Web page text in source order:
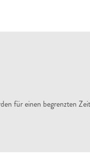
für einen begrenzten